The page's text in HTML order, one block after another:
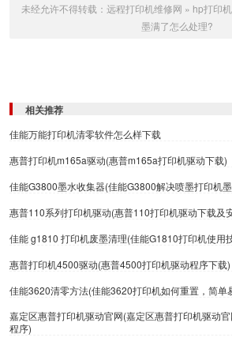
未经允许不得转载： 远程打印机维修网 » hp打印
墨满了怎么处理?
相关推荐
佳能万能打印机清零软件怎么样下载
惠普打印机m165a驱动(惠普m165a打印机驱动下载)
佳能G3800墨水收集器(佳能G3800解决喷墨打印机
惠普110系列打印机驱动(惠普110打印机驱动下载及
佳能 g1810 打印机废墨清理(佳能G1810打印机使用
惠普打印机4500驱动(惠普4500打印机驱动程序下载)
佳能3620清零方法(佳能3620打印机如何重置，简单
嘉定区惠普打印机驱动官网(嘉定区惠普打印机驱动
程序)